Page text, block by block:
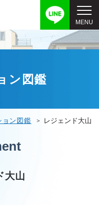
ン図鑑
ョン図鑑 レジェンド大山
大山